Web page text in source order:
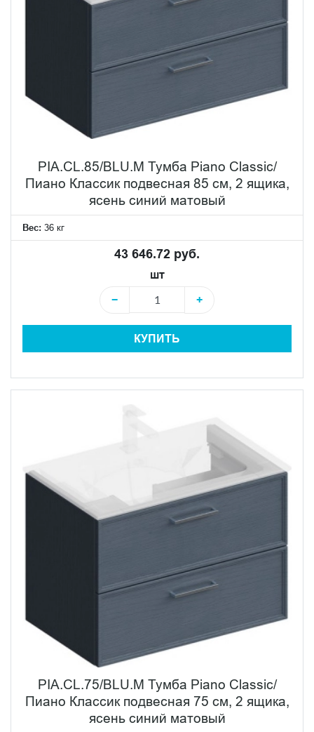
PIA.CL.85/BLU.M Тумба Piano Classic/
Пиано Классик подвесная 85 см, 2 ящика,
ясень синий матовый
Вес: 36 кг
43 646.72 руб.
шт
−
+
КУПИТЬ
PIA.CL.75/BLU.M Тумба Piano Classic/
Пиано Классик подвесная 75 см, 2 ящика,
ясень синий матовый